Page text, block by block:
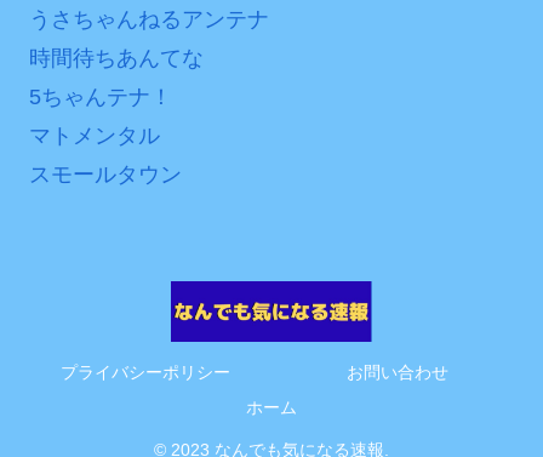
うさちゃんねるアンテナ
時間待ちあんてな
5ちゃんテナ！
マトメンタル
スモールタウン
プライバシーポリシー
お問い合わせ
ホーム
© 2023 なんでも気になる速報.